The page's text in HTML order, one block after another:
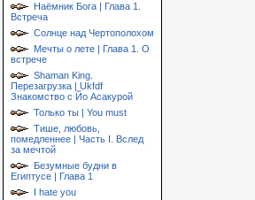
Наёмник Бога | Глава 1.
Встреча
Солнце над Чертополохом
Мечты о лете | Глава 1. О
встрече
Shaman King.
Перезагрузка | Ukfdf
Знакомство с Йо Асакурой
Только ты | You must
Тише, любовь,
помедленнее | Часть I. Вслед
за мечтой
Безумные будни в
Египтусе | Глава 1
I hate you